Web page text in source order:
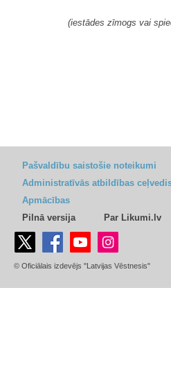
(iestādes zīmogs vai
Pašvaldību saistošie noteikumi
Administratīvās atbildības
Apmācības
Pilnā versija
Par Likumi.lv
© Oficiālais izdevējs "Latvijas Vēstnesis"